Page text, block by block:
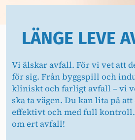
LÄNGE LEVE
Vi älskar avfall. För vi vet att
för sig. Från byggspill och
kliniskt och farligt avfall – vi
ska ta vägen. Du kan lita på
effektivt och med full kontroll.
om ert avfall!